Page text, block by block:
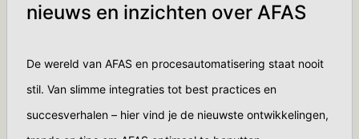
nieuws en inzichten over AFAS
De wereld van AFAS en procesautomatisering staat nooit
stil. Van slimme integraties tot best practices en
succesverhalen – hier vind je de nieuwste ontwikkelingen,